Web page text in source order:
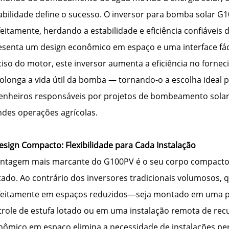
define o sucesso. O inversor para bomba solar
herdando a estabilidade e eficiência confiáveis
um design econômico em espaço e uma interface
do motor, este inversor aumenta a eficiência no
a vida útil da bomba — tornando-o a escolha ideal
responsáveis por projetos de bombeamento
operações agrícolas.
Compacto: Flexibilidade para Cada Instalação
mais marcante do G100PV é o seu corpo
Ao contrário dos inversores tradicionais volumosos,
em espaços reduzidos—seja montado em uma
de estufa lotado ou em uma instalação remota de